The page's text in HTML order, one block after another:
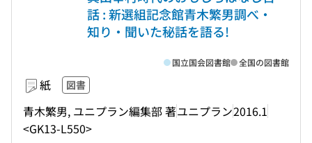
話 : 新選組記念館青木繁男調べ・
知り・聞いた秘話を語る!
紙 図書
青木繁男, ユニプラン編集部 著ユニプラン2016.1
<GK13-L550>
国立国会図書館 全国の図書館